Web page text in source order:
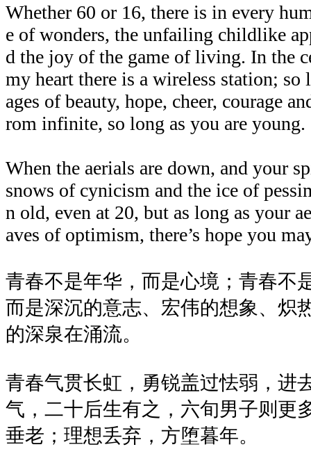
Whether 60 or 16, there is in every
e of wonders, the unfailing childlike
d the joy of the game of living. In the
my heart there is a wireless station; so
ages of beauty, hope, cheer, courage
rom infinite, so long as you are young.
When the aerials are down, and your
snows of cynicism and the ice of
n old, even at 20, but as long as your
aves of optimism, there’s hope you
青春不是年华，而是心境；青春不
而是深沉的意志、宏伟的想象、炽
的深泉在涌流。
青春气贯长虹，勇锐盖过怯弱，进
气，二十后生有之，六旬男子则更
垂老；理想丢弃，方堕暮年。